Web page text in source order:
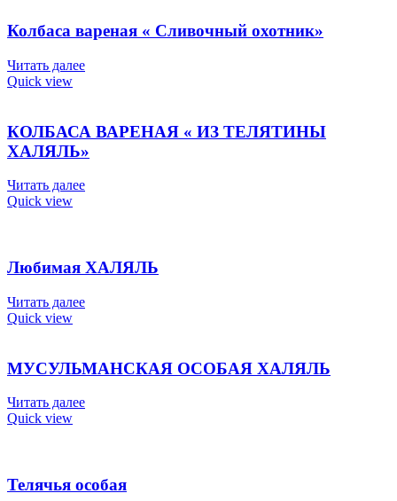
Колбаса вареная « Сливочный охотник»
Читать далее
Quick view
КОЛБАСА ВАРЕНАЯ « ИЗ ТЕЛЯТИНЫ
ХАЛЯЛЬ»
Читать далее
Quick view
Любимая ХАЛЯЛЬ
Читать далее
Quick view
МУСУЛЬМАНСКАЯ ОСОБАЯ ХАЛЯЛЬ
Читать далее
Quick view
Телячья особая